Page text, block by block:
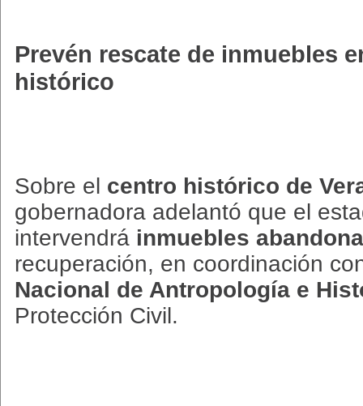
Prevén rescate de inmuebles
histórico
Sobre el centro histórico de
gobernadora adelantó que el
intervendrá inmuebles
recuperación, en coordinación
Nacional de Antropología e
Protección Civil.